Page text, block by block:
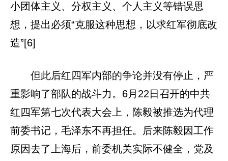
小团体主义、分权主义、个人主义等错误思
想，提出必须“克服这种思想，以求红军彻底改
造”[6]
但此后红四军内部的争论并没有停止，严
重影响了部队的战斗力。6月22日召开的中共
红四军第七次代表大会上，陈毅被推选为代理
前委书记，毛泽东不再担任。后来陈毅因工作
原因去了上海后，前委机关实际不健全，党及